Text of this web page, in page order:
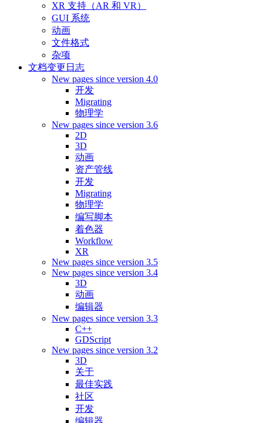
XR 支持（AR 和 VR）
GUI 系统
动画
文件格式
杂项
文档变更日志
New pages since version 4.0
开发
Migrating
物理学
New pages since version 3.6
2D
3D
动画
资产管线
开发
Migrating
物理学
编写脚本
着色器
Workflow
XR
New pages since version 3.5
New pages since version 3.4
3D
动画
编辑器
New pages since version 3.3
C++
GDScript
New pages since version 3.2
3D
关于
最佳实践
社区
开发
编辑器